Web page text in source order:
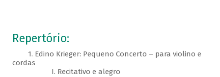
Repertório:
1. Edino Krieger: Pequeno Concerto – para violino e
cordas
I. Recitativo e alegro